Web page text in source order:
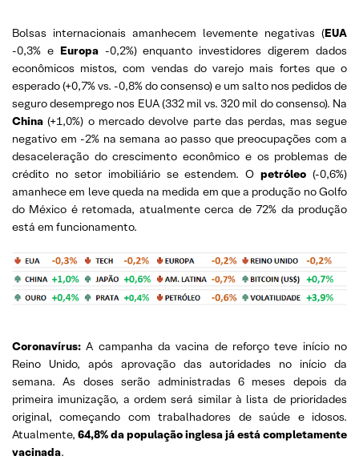
Bolsas internacionais amanhecem levemente negativas (EUA
-0,3% e Europa -0,2%) enquanto investidores digerem dados
econômicos mistos, com vendas do varejo mais fortes que o
esperado (+0,7% vs. -0,8% do consenso) e um salto nos pedidos de
seguro desemprego nos EUA (332 mil vs. 320 mil do consenso). Na
China (+1,0%) o mercado devolve parte das perdas, mas segue
negativo em -2% na semana ao passo que preocupações com a
desaceleração do crescimento econômico e os problemas de
crédito no setor imobiliário se estendem. Opetróleo (-0,6%)
amanhece em leve queda na medida em que a produção no Golfo
do México é retomada, atualmente cerca de 72% da produção
está em funcionamento.
Coronavírus: A campanha da vacina de reforço teve início no
Reino Unido, após aprovação das autoridades no início da
semana. As doses serão administradas 6 meses depois da
primeira imunização, a ordem será similar à lista de prioridades
original, começando com trabalhadores de saúde e idosos.
Atualmente, 64,8% da população inglesa já está completamente
vacinada.